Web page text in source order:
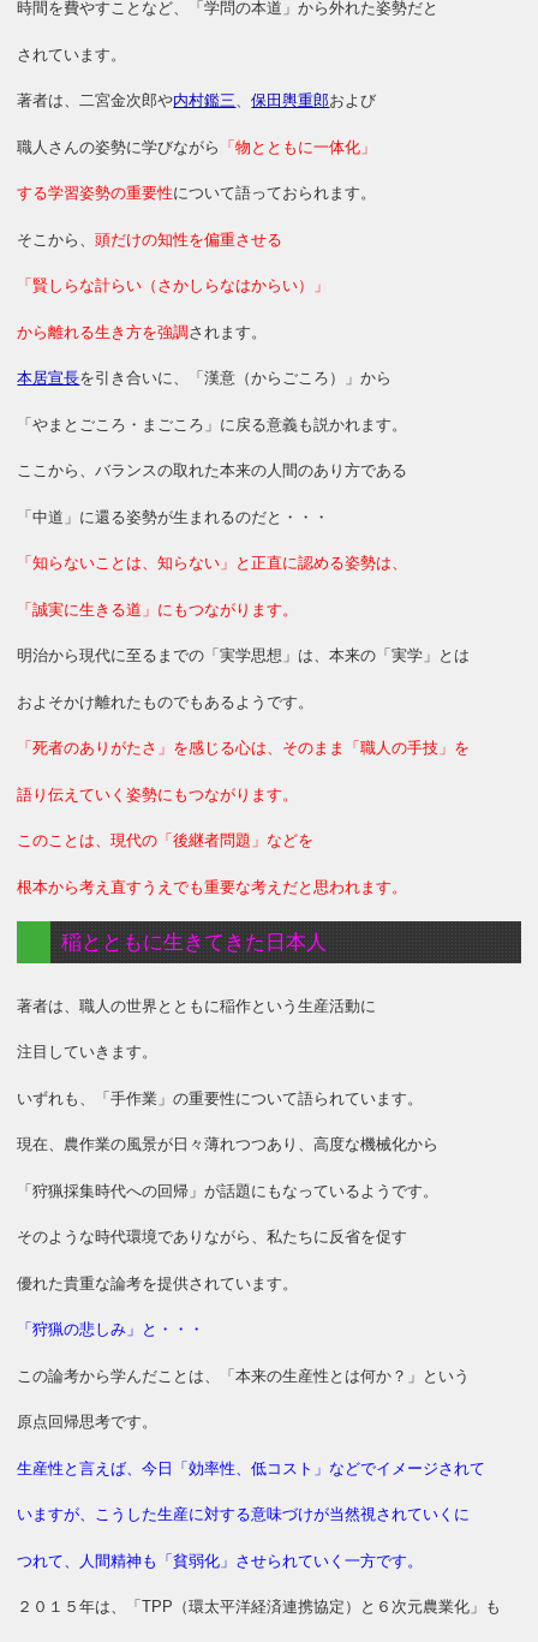
時間を費やすことなど、「学問の本道」から外れた姿勢だと
されています。
著者は、二宮金次郎や内村鑑三、保田輿重郎および
職人さんの姿勢に学びながら 「物とともに一体化」
する学習姿勢の重要性について語っておられます。
そこから、頭だけの知性を偏重させる
「賢しらな計らい（さかしらなはからい）」
から離れる生き方を強調されます。
本居宣長を引き合いに、「漢意（からごころ）」から
「やまとごころ・まごころ」に戻る意義も説かれます。
ここから、バランスの取れた本来の人間のあり方である
「中道」に還る姿勢が生まれるのだと・・・
「知らないことは、知らない」と正直に認める姿勢は、
「誠実に生きる道」にもつながります。
明治から現代に至るまでの「実学思想」は、本来の「実学」とは
およそかけ離れたものでもあるようです。
「死者のありがたさ」を感じる心は、そのまま「職人の手技」を
語り伝えていく姿勢にもつながります。
このことは、現代の「後継者問題」などを
根本から考え直すうえでも重要な考えだと思われます。
稲とともに生きてきた日本人
著者は、職人の世界とともに稲作という生産活動に
注目していきます。
いずれも、「手作業」の重要性について語られています。
現在、農作業の風景が日々薄れつつあり、高度な機械化から
「狩猟採集時代への回帰」が話題にもなっているようです。
そのような時代環境でありながら、私たちに反省を促す
優れた貴重な論考を提供されています。
「狩猟の悲しみ」と・・・
この論考から学んだことは、「本来の生産性とは何か？」という
原点回帰思考です。
生産性と言えば、今日「効率性、低コスト」などでイメージされて
いますが、こうした生産に対する意味づけが当然視されていくに
つれて、人間精神も「貧弱化」させられていく一方です。
２０１５年は、「TPP（環太平洋経済連携協定）と６次元農業化」も